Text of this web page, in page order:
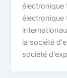
électronique
électronique
la société
société